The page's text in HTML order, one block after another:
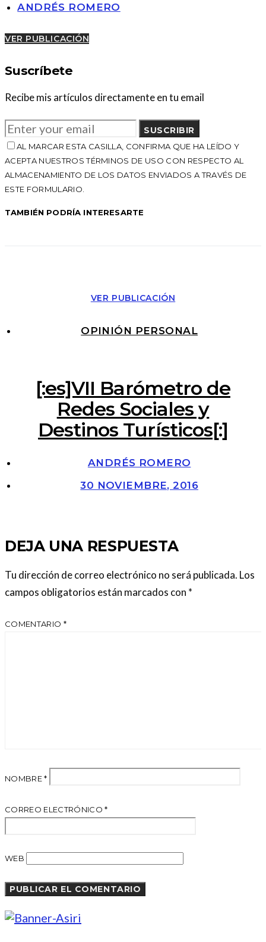
ANDRÉS ROMERO
VER PUBLICACIÓN
Suscríbete
Recibe mis artículos directamente en tu email
SUSCRIBIR
AL MARCAR ESTA CASILLA, CONFIRMA QUE HA LEÍDO Y
ACEPTA NUESTROS TÉRMINOS DE USO CON RESPECTO AL
ALMACENAMIENTO DE LOS DATOS ENVIADOS A TRAVÉS DE
ESTE FORMULARIO.
TAMBIÉN PODRÍA INTERESARTE
VER PUBLICACIÓN
OPINIÓN PERSONAL
[:es]VII Barómetro de
Redes Sociales y
Destinos Turísticos[:]
ANDRÉS ROMERO
30 NOVIEMBRE, 2016
DEJA UNA RESPUESTA
Tu dirección de correo electrónico no será publicada. Los
campos obligatorios están marcados con *
COMENTARIO *
NOMBRE*
CORREO ELECTRÓNICO*
WEB